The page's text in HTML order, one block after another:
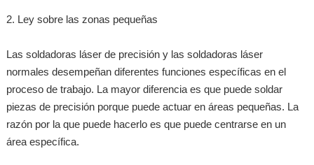
2. Ley sobre las zonas pequeñas
Las soldadoras láser de precisión y las soldadoras láser
normales desempeñan diferentes funciones específicas en el
proceso de trabajo. La mayor diferencia es que puede soldar
piezas de precisión porque puede actuar en áreas pequeñas. La
razón por la que puede hacerlo es que puede centrarse en un
área específica.